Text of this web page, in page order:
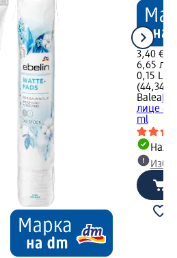
3,40 €
6,65 лв.
0,15 L
(44,34
Balea
лице с
ml